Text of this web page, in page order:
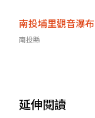
南投埔里觀音瀑布
南投縣
延伸閱讀